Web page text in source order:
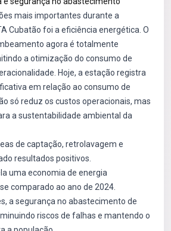
mais importantes durante a
Cubatão foi a eficiência energética. O
agora é totalmente
a otimização do consumo de
Hoje, a estação registra
em relação ao consumo de
só reduz os custos operacionais, mas
a sustentabilidade ambiental da
de captação, retrolavagem e
resultados positivos.
uma economia de energia
comparado ao ano de 2024.
a segurança no abastecimento de
riscos de falhas e mantendo o